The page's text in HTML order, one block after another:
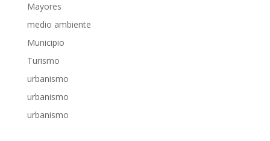
Mayores
medio ambiente
Municipio
Turismo
urbanismo
urbanismo
urbanismo